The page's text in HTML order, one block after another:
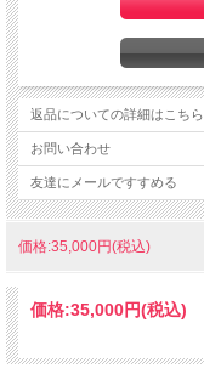
返品についての詳細はこちら
お問い合わせ
友達にメールですすめる
価格:35,000円(税込)
価格:35,000円(税込)